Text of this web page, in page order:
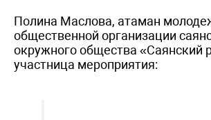
Полина Маслова, атаман
общественной организации
окружного общества «Саянский
участница мероприятия: